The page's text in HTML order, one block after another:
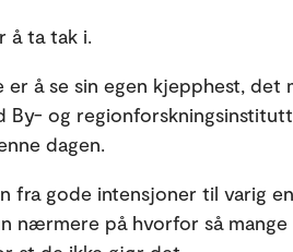
å ta tak i.
å se sin egen kjepphest, det
By- og
dagen.
fra gode intensjoner til varig
nærmere på hvorfor så mange